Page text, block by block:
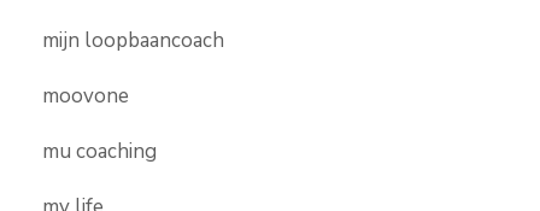
mijn loopbaancoach
moovone
mu coaching